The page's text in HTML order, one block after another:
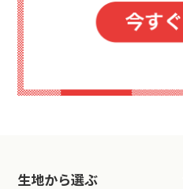
生地から選ぶ